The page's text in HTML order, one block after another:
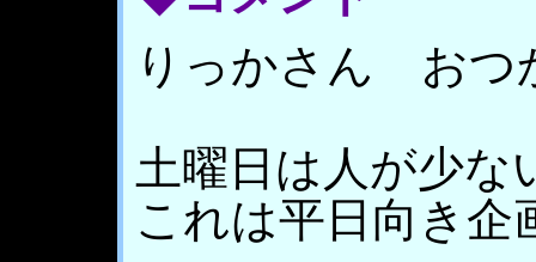
りっかさん おつ
土曜日は人が少な
これは平日向き企